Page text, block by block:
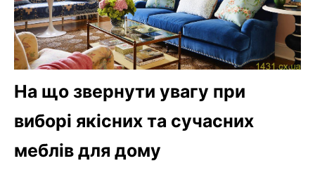
На що звернути увагу при
виборі якісних та сучасних
меблів для дому